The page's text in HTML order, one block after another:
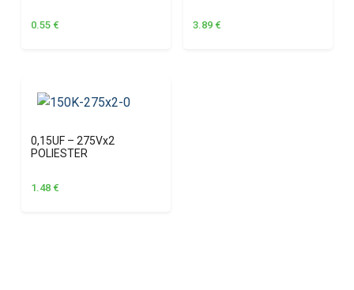
0.55 € 3.89 €
0,15UF – 275Vx2
POLIESTER
1.48 €